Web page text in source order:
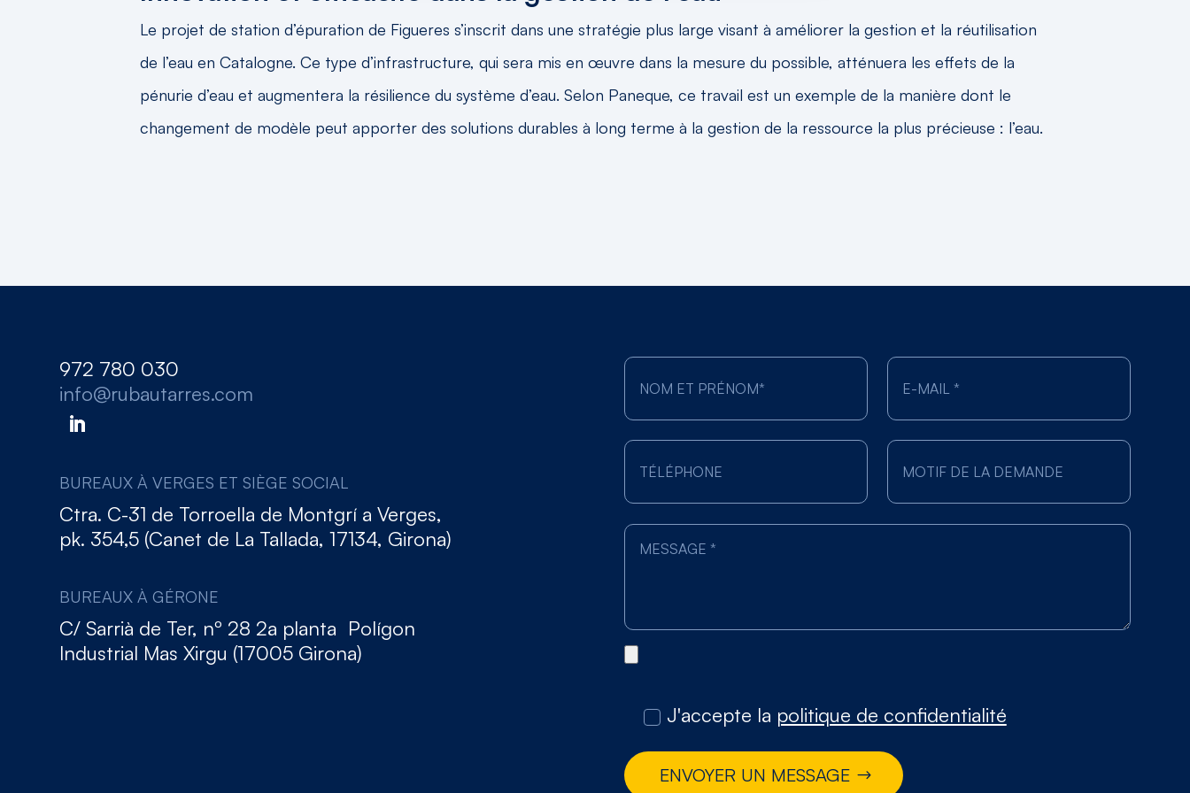
Le projet de station d’épuration de Figueres s’inscrit dans une stratégie plus large visant à améliorer la gestion et la réutilisation
de l’eau en Catalogne. Ce type d’infrastructure, qui sera mis en œuvre dans la mesure du possible, atténuera les effets de la
pénurie d’eau et augmentera la résilience du système d’eau. Selon Paneque, ce travail est un exemple de la manière dont le
changement de modèle peut apporter des solutions durables à long terme à la gestion de la ressource la plus précieuse : l’eau.
972 780 030
info@rubautarres.com
BUREAUX À VERGES ET SIÈGE SOCIAL
Ctra. C-31 de Torroella de Montgrí a Verges,
pk. 354,5 (Canet de La Tallada, 17134, Girona)
BUREAUX À GÉRONE
C/ Sarrià de Ter, nº 28 2a planta Polígon
Industrial Mas Xirgu (17005 Girona)
J'accepte la politique de confidentialité
ENVOYER UN MESSAGE